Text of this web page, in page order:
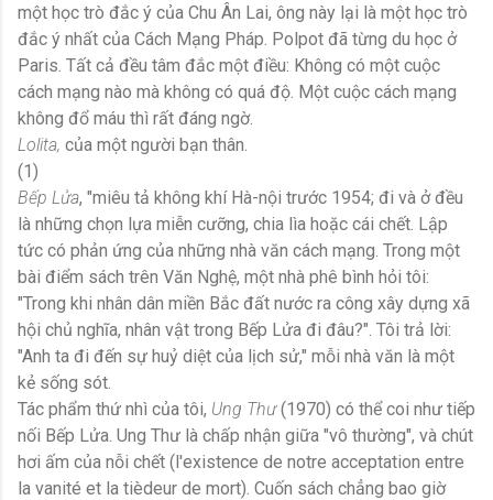
một học trò đắc ý của Chu Ân Lai, ông này lại là một học trò
đắc ý nhất của Cách Mạng Pháp. Polpot đã từng du học ở
Paris. Tất cả đều tâm đắc một điều: Không có một cuộc
cách mạng nào mà không có quá độ. Một cuộc cách mạng
không đổ máu thì rất đáng ngờ.
Lolita, của một người bạn thân.
(1)
Bếp Lửa, "miêu tả không khí Hà-nội trước 1954; đi và ở đều
là những chọn lựa miễn cưỡng, chia lìa hoặc cái chết. Lập
tức có phản ứng của những nhà văn cách mạng. Trong một
bài điểm sách trên Văn Nghệ, một nhà phê bình hỏi tôi:
"Trong khi nhân dân miền Bắc đất nước ra công xây dựng xã
hội chủ nghĩa, nhân vật trong Bếp Lửa đi đâu?". Tôi trả lời:
"Anh ta đi đến sự huỷ diệt của lịch sử," mỗi nhà văn là một
kẻ sống sót.
Tác phẩm thứ nhì của tôi, Ung Thư(1970) có thể coi như tiếp
nối Bếp Lửa. Ung Thư là chấp nhận giữa "vô thường", và chút
hơi ấm của nỗi chết (l'existence de notre acceptation entre
la vanité et la tièdeur de mort). Cuốn sách chẳng bao giờ